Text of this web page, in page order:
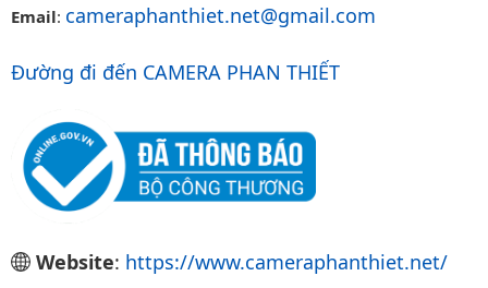
Email: cameraphanthiet.net@gmail.com
Đường đi đến CAMERA PHAN THIẾT
Website: https://www.cameraphanthiet.net/